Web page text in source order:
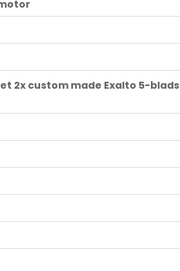
2x custom made Exalto 5-blads